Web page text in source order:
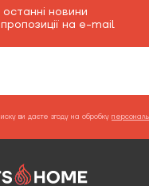
новини
пропозиції на e-mail
ви даєте згоду на обробку